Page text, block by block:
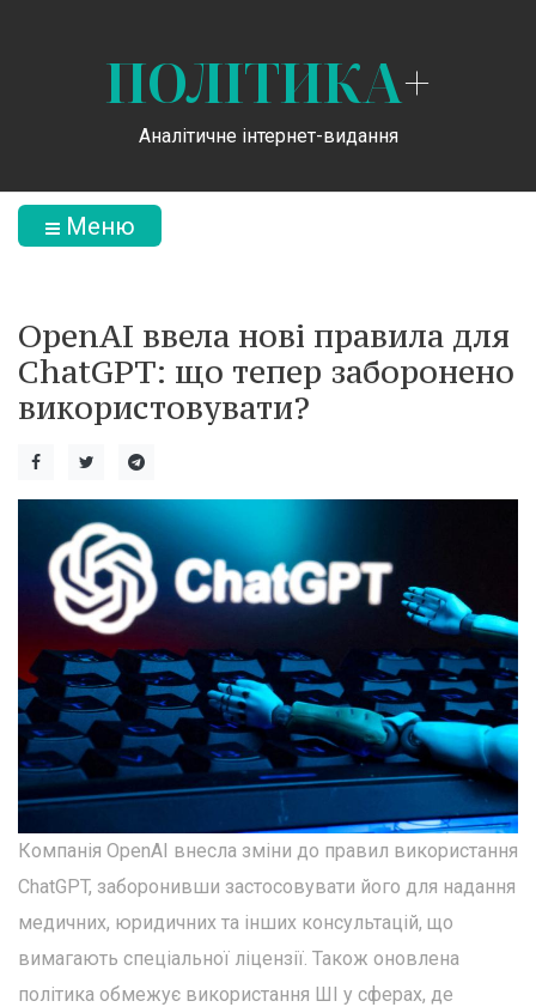
ПОЛІТИКА+
Аналітичне інтернет-видання
Меню
OpenAI ввела нові правила для
ChatGPT: що тепер заборонено
використовувати?
Компанія OpenAI внесла зміни до правил використання
ChatGPT, заборонивши застосовувати його для надання
медичних, юридичних та інших консультацій, що
вимагають спеціальної ліцензії. Також оновлена
політика обмежує використання ШІ у сферах, де